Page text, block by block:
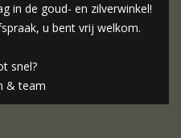
in de goud- en zilverwinkel!
u bent vrij welkom.
snel?
& team